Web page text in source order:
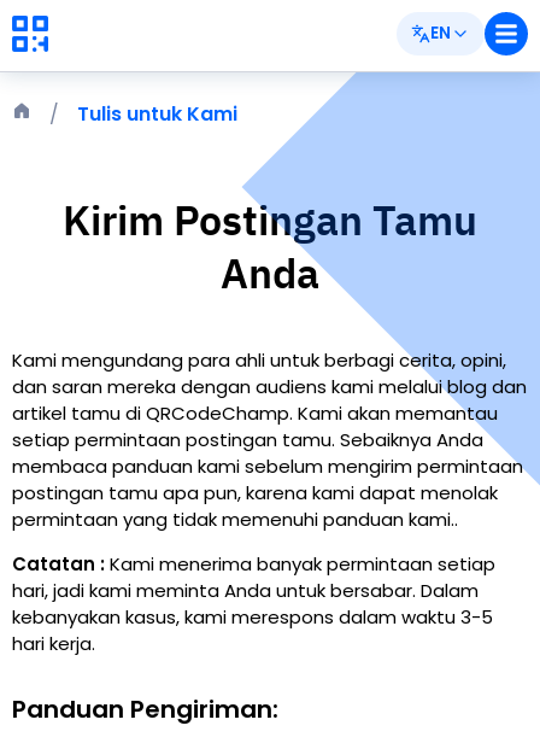
EN
Tulis untuk Kami
Kirim Postingan Tamu
Anda
Kami mengundang para ahli untuk berbagi cerita, opini,
dan saran mereka dengan audiens kami melalui blog dan
artikel tamu di QRCodeChamp. Kami akan memantau
setiap permintaan postingan tamu. Sebaiknya Anda
membaca panduan kami sebelum mengirim permintaan
postingan tamu apa pun, karena kami dapat menolak
permintaan yang tidak memenuhi panduan kami..
Catatan :Kami menerima banyak permintaan setiap
hari, jadi kami meminta Anda untuk bersabar. Dalam
kebanyakan kasus, kami merespons dalam waktu 3-5
hari kerja.
Panduan Pengiriman: